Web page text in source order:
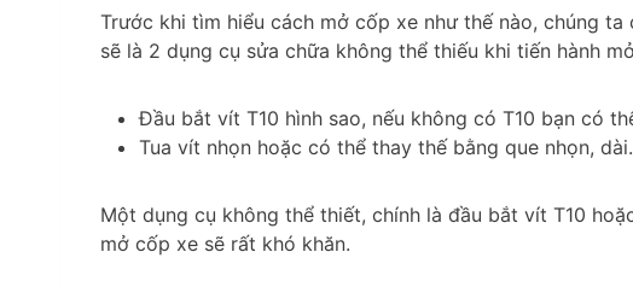
Trước khi tìm hiểu cách mở cốp xe như thế nào, chúng
sẽ là 2 dụng cụ sửa chữa không thể thiếu khi tiến hành
Đầu bắt vít T10 hình sao, nếu không có T10 bạn có
Tua vít nhọn hoặc có thể thay thế bằng que nhọn, dài.
Một dụng cụ không thể thiết, chính là đầu bắt vít T10
mở cốp xe sẽ rất khó khăn.